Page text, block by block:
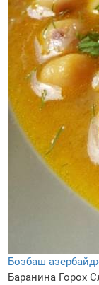
Бозбаш
Баранина Горох